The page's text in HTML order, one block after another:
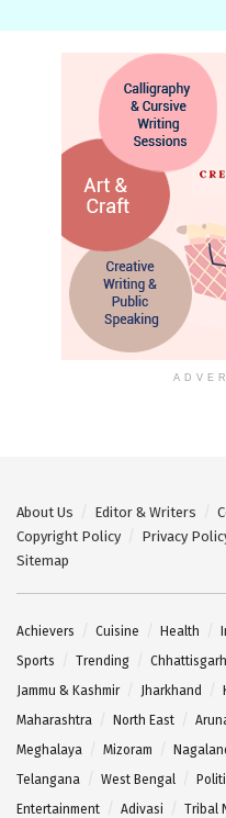
About Us Editor & Writers
Copyright Policy
Privacy
Sitemap
Achievers Cuisine Health
Sports
Trending Chhattisgarh
Jammu & Kashmir
Jharkhand
Maharashtra
North East
Meghalaya
Mizoram
Telangana
West Bengal
Entertainment
Adivasi Tribal